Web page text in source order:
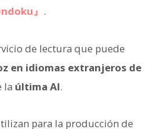
』 .
de lectura que puede
en idiomas extranjeros de
la última AI.
para la producción de